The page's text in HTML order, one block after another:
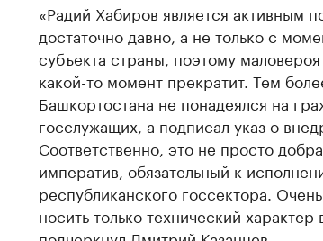
«Радий Хабиров является активным
достаточно давно, а не только с
субъекта страны, поэтому
какой-то момент прекратит. Тем
Башкортостана не понадеялся на
госслужащих, а подписал указ о
Соответственно, это не просто
императив, обязательный к
республиканского госсектора.
носить только технический